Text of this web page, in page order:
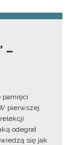
–
pierwszej
odegrał
się jak